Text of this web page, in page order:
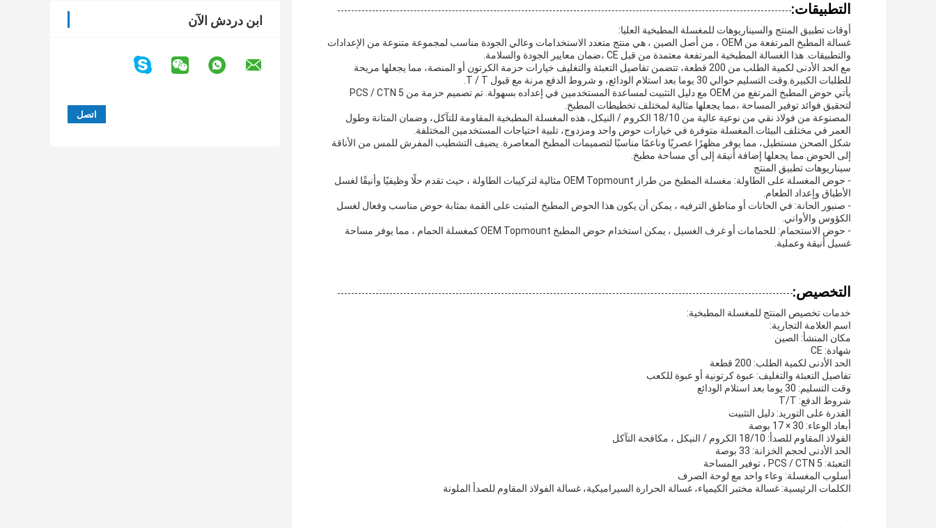
ابن دردش الآن
التطبيقات:
أوقات تطبيق المنتج والسيناريوهات للمغسلة المطبخية العليا:
غسالة المطبخ المرتفعة من OEM ، من أصل الصين ، هي منتج متعدد الاستخدامات وعالي الجودة مناسب لمجموعة متنوعة من الإعدادات
والتطبيقات. هذا الغسالة المطبخية المرتفعة معتمدة من قبل CE ،ضمان معايير الجودة والسلامة.
مع الحد الأدنى لكمية الطلب من 200 قطعة، تتضمن تفاصيل التعبئة والتغليف خيارات حزمة الكرتون أو المنصة، مما يجعلها مريحة
للطلبات الكبيرة.وقت التسليم حوالي 30 يوما بعد استلام الودائع، و شروط الدفع مرنة مع قبول T / T.
يأتي حوض المطبخ المرتفع من OEM مع دليل التثبيت لمساعدة المستخدمين في إعداده بسهولة. تم تصميم حزمة من 5 PCS / CTN
لتحقيق فوائد توفير المساحة ،مما يجعلها مثالية لمختلف تخطيطات المطبخ.
المصنوعة من فولاذ نقي من نوعية عالية من 18/10 الكروم / النيكل، هذه المغسلة المطبخية المقاومة للتآكل، وضمان المتانة وطول
العمر في مختلف البيئات.المغسلة متوفرة في خيارات حوض واحد ومزدوج، تلبية احتياجات المستخدمين المختلفة.
شكل الصحن مستطيل، مما يوفر مظهرًا عصريًا وناعمًا مناسبًا لتصميمات المطبخ المعاصرة. يضيف التشطيب المفرش للمس من الأناقة
إلى الحوض.مما يجعلها إضافة أنيقة إلى أي مساحة مطبخ.
سيناريوهات تطبيق المنتج
- حوض المغسلة على الطاولة: مغسلة المطبخ من طراز OEM Topmount مثالية لتركيبات الطاولة ، حيث تقدم حلًا وظيفيًا وأنيقًا لغسل
الأطباق وإعداد الطعام.
- صنبور الحانة: في الحانات أو مناطق الترفيه ، يمكن أن يكون هذا الحوض المطبخ المثبت على القمة بمثابة حوض مناسب وفعال لغسل
الكؤوس والأواني.
- حوض الاستحمام: للحمامات أو غرف الغسيل ، يمكن استخدام حوض المطبخ OEM Topmount كمغسلة الحمام ، مما يوفر مساحة
غسيل أنيقة وعملية.
التخصيص:
خدمات تخصيص المنتج للمغسلة المطبخية:
اسم العلامة التجارية:
مكان المنشأ: الصين
شهادة: CE
الحد الأدنى لكمية الطلب: 200 قطعة
تفاصيل التعبئة والتغليف: عبوة كرتونية أو عبوة للكعب
وقت التسليم: 30 يوما بعد استلام الودائع
شروط الدفع: T/T
القدرة على التوريد: دليل التثبيت
أبعاد الوعاء: 30 × 17 بوصة
الفولاذ المقاوم للصدأ: 18/10 الكروم / النيكل ، مكافحة التآكل
الحد الأدنى لحجم الخزانة: 33 بوصة
التعبئة: 5 PCS / CTN ، توفير المساحة
أسلوب المغسلة: وعاء واحد مع لوحة الصرف
الكلمات الرئيسية: غسالة مختبر الكيمياء، غسالة الحرارة السيراميكية، غسالة الفولاذ المقاوم للصدأ الملونة